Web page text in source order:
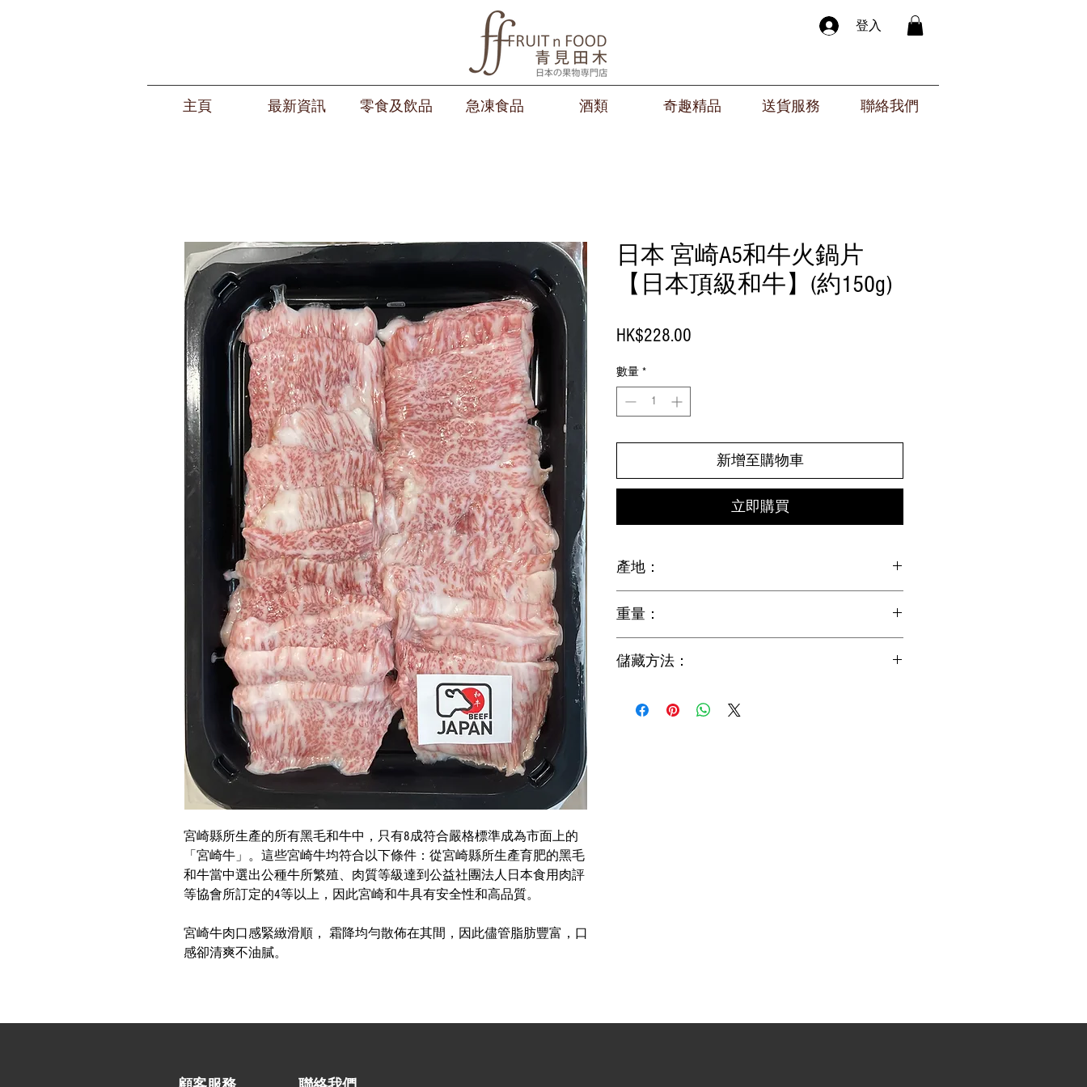
登入
主頁 最新資訊 零食及飲品 急凍食品 酒類 奇趣精品 送貨服務 聯絡我們
宮崎縣所生產的所有黑毛和牛中，只有8成符合嚴格標準成為市面上的
「宮崎牛」。這些宮崎牛均符合以下條件：從宮崎縣所生產育肥的黑毛
和牛當中選出公種牛所繁殖、肉質等級達到公益社團法人日本食用肉評
等協會所訂定的4等以上，因此宮崎和牛具有安全性和高品質。
宮崎牛肉口感緊緻滑順， 霜降均勻散佈在其間，因此儘管脂肪豐富，口
感卻清爽不油膩。
日本 宮崎A5和牛火鍋片
【日本頂級和牛】(約150g)
HK$228.00
數量 *
新增至購物車
立即購買
產地：
重量：
儲藏方法：